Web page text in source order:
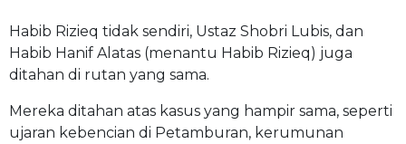
Habib Rizieq tidak sendiri, Ustaz Shobri Lubis, dan
Habib Hanif Alatas (menantu Habib Rizieq) juga
ditahan di rutan yang sama.
Mereka ditahan atas kasus yang hampir sama, seperti
ujaran kebencian di Petamburan, kerumunan